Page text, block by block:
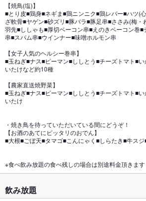
【焼鳥(塩)】
■とり皮■鶏身■ネギま■鶏ニンニク■鶏レバー■ハツ(
ざ軟骨■ヤゲン■砂ズリ■豚バラ■豚足串■ささみ(梅・
羽先■ししゃも■厚切ベーコン串■えのきベーコン巻■
串■スパム串■ウインナー■味噌ホルモン串
【女子人気のヘルシー巻串】
■玉ねぎ■ナス■ピーマン■ししとう■チーズトマト■
いたけなど約10種
【農家直送焼野菜】
■玉ねぎ■ナス■ピーマン■ししとう■チーズトマト■
いたけ
・焼き鳥を待っていただいている間にどうぞ！
【お酒のあてにピッタリのおでん】
■大根■ごぼ天■タマゴ■こんにゃく■しらたき■牛ス
※食べ飲み放題の食べ残しの場合は別途料金頂きます
飲み放題